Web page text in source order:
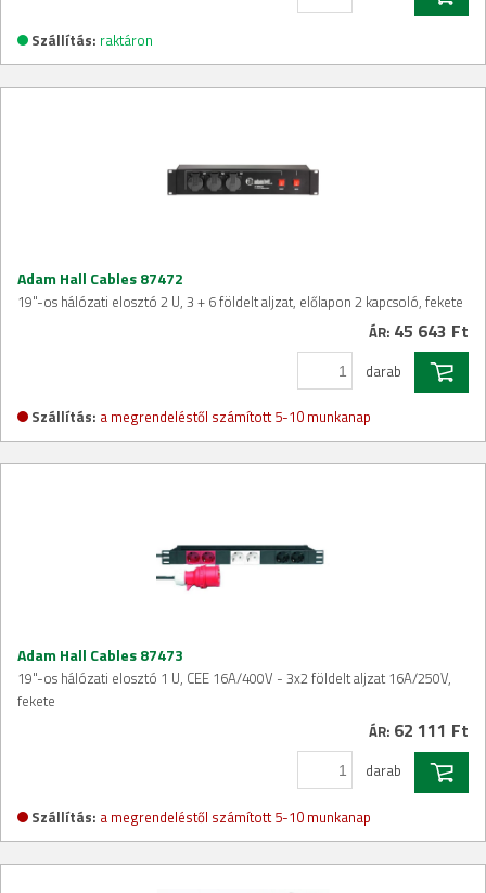
Szállítás: raktáron
Adam Hall Cables 87472
19"-os hálózati elosztó 2 U, 3 + 6 földelt aljzat, előlapon 2 kapcsoló, fekete
ÁR: 45 643 Ft
darab
Szállítás: a megrendeléstől számított 5-10 munkanap
Adam Hall Cables 87473
19"-os hálózati elosztó 1 U, CEE 16A/400V - 3x2 földelt aljzat 16A/250V,
fekete
ÁR: 62 111 Ft
darab
Szállítás: a megrendeléstől számított 5-10 munkanap